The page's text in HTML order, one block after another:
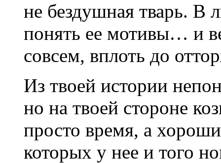
не бездушная тварь. В
понять ее мотивы… и
совсем, вплоть до
Из твоей истории
но на твоей стороне
просто время, а
которых у нее и того